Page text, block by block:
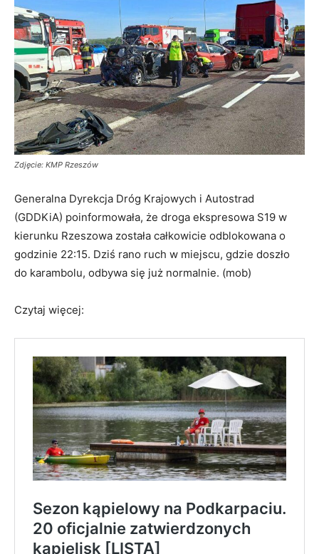
Zdjęcie: KMP Rzeszów
Generalna Dyrekcja Dróg Krajowych i Autostrad
(GDDKiA) poinformowała, że droga ekspresowa S19 w
kierunku Rzeszowa została całkowicie odblokowana o
godzinie 22:15. Dziś rano ruch w miejscu, gdzie doszło
do karambolu, odbywa się już normalnie. (mob)
Czytaj więcej: